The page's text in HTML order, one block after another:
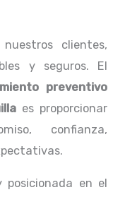
clientes,
y seguros. El
preventivo
es proporcionar
confianza,
posicionada en el